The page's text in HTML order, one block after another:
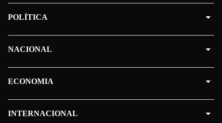
POLÍTICA
NACIONAL
ECONOMIA
INTERNACIONAL